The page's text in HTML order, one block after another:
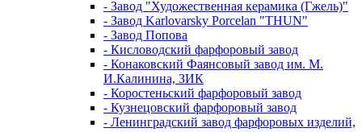
- Завод "Художественная керамика (Гжель)"
- Завод Karlovarsky Porcelan "THUN"
- Завод Попова
- Кисловодский фарфоровый завод
- Конаковский Фаянсовый завод им. М.
И.Калинина, ЗИК
- Коростеньский фарфоровый завод
- Кузнецовский фарфоровый завод
- Ленинградский завод фарфоровых изделий,